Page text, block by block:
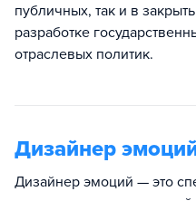
публичных, так и в
разработке
отраслевых политик.
Дизайнер
Дизайнер эмоций — это